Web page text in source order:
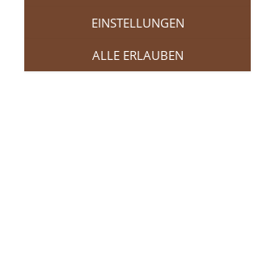
BILDER AUS DER SALZGROTTE
EINSTELLUNGEN
ALLE ERLAUBEN